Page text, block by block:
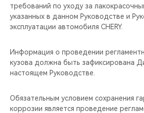
требований по уходу за
указанных в данном Руководстве и
эксплуатации автомобиля CHERY.
Информация о проведении
кузова должна быть зафиксирована
настоящем Руководстве.
Обязательным условием сохранения
коррозии является проведение